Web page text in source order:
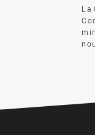
La